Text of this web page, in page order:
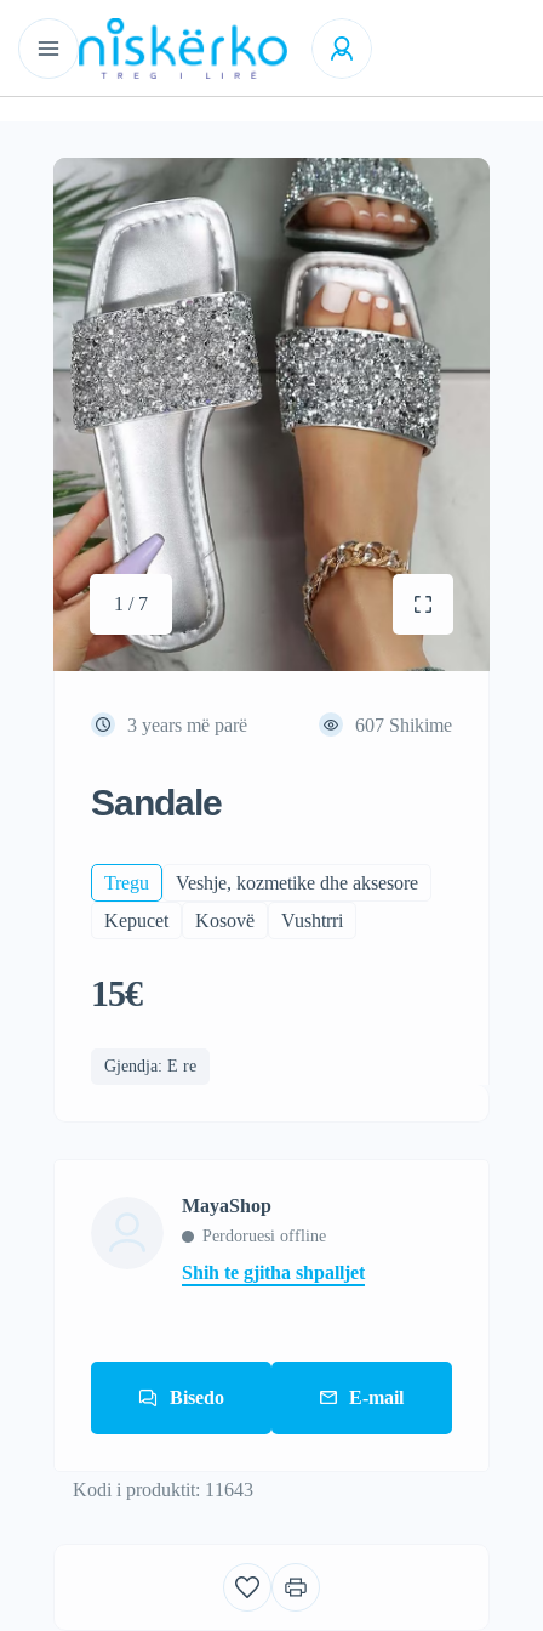
1 / 7
3 years më parë 607 Shikime
Sandale
Tregu
Veshje, kozmetike dhe aksesore
Kepucet
Kosovë Vushtrri
15€
Gjendja: E re
MayaShop
Perdoruesi offline
Shih te gjitha shpalljet
Bisedo E-mail
Kodi i produktit: 11643